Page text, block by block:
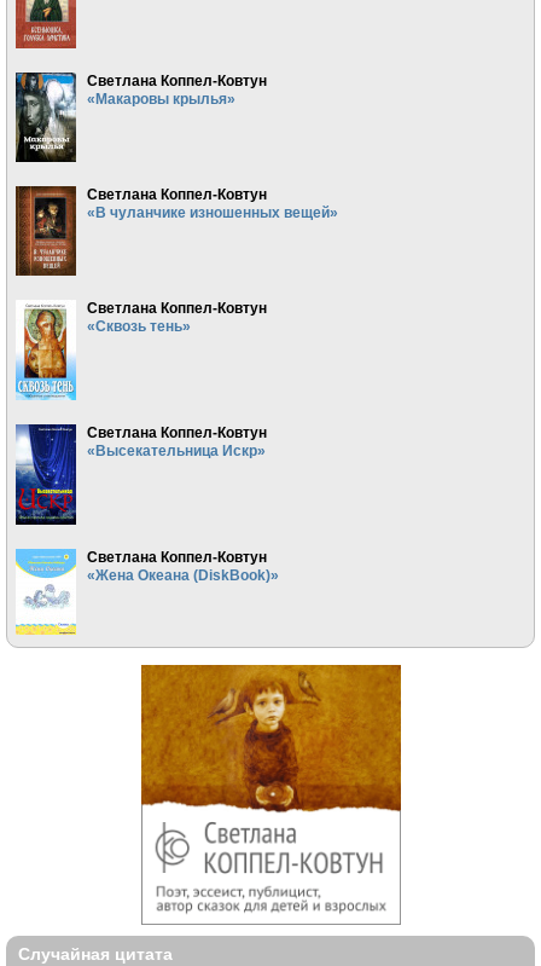
Светлана Коппел-Ковтун
«Макаровы крылья»
Светлана Коппел-Ковтун
«В чуланчике изношенных вещей»
Светлана Коппел-Ковтун
«Сквозь тень»
Светлана Коппел-Ковтун
«Высекательница Искр»
Светлана Коппел-Ковтун
«Жена Океана (DiskBook)»
Случайная цитата